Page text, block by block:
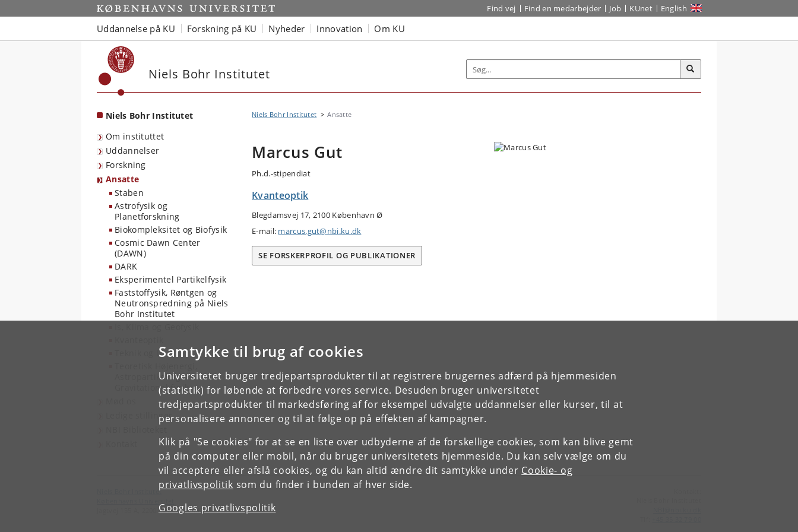
Samtykke til brug af cookies
Universitetet bruger tredjepartsprodukter til at registrere brugernes adfærd på hjemmesiden
(statistik) for løbende at forbedre vores service. Desuden bruger universitetet
tredjepartsprodukter til markedsføring af for eksempel udvalgte uddannelser eller kurser, til at
personalisere annoncer og til at følge op på effekten af kampagner.
Klik på "Se cookies" for at se en liste over udbyderne af de forskellige cookies, som kan blive gemt
på din computer eller mobil, når du bruger universitetets hjemmeside. Du kan selv vælge om du
vil acceptere eller afslå cookies, og du kan altid ændre dit samtykke under Cookie- og
privatlivspolitik som du finder i bunden af hver side.
Googles privatlivspolitik
Start Find vej Find en medarbejder Job KUnet English
Uddannelse på KU Forskning på KU Nyheder Innovation Om KU
Niels Bohr Institutet
Niels Bohr Institutet
Om instituttet
Uddannelser
Forskning
Ansatte
Staben
Astrofysik og
Planetforskning
Biokompleksitet og Biofysik
Cosmic Dawn Center
(DAWN)
DARK
Eksperimentel Partikelfysik
Faststoffysik, Røntgen og
Neutronspredning på Niels
Bohr Institutet
Teknik og IT
Astropartikel og
Gravitationel fysik
Ledige stillinger
Niels Bohr Institutet Ansatte
Marcus Gut
Ph.d.-stipendiat
Kvanteoptik
Blegdamsvej 17, 2100 København Ø
E-mail: marcus.gut@nbi.ku.dk
SE FORSKERPROFIL OG PUBLIKATIONER
Niels Bohr Institutet
Jagtvej 155 A, 2200 København N.